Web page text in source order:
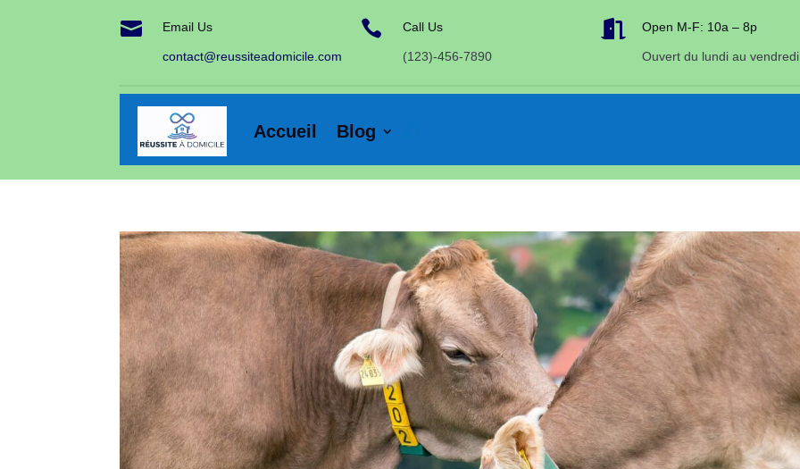
 Email Us
contact@reussiteadomicile.com
 Call Us
(123)-456-7890
 Open M-F: 10a – 8p
Ouvert du lundi au vendredi
Accueil Blog